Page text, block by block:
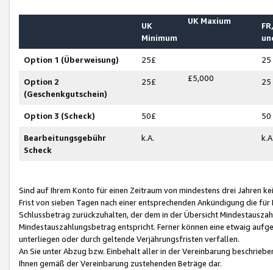
UK
Minimum
UK Maxium
Option 1 (Überweisung) 25£ 25
Option 2
(Geschenkgutschein)
25£ £5,000 25
Option 3 (Scheck) 50£ 50
Bearbeitungsgebühr
Scheck
k.A.
Sind auf Ihrem Konto für einen Zeitraum von mindestens drei Jahren
Frist von sieben Tagen nach einer entsprechenden Ankündigung die
Schlussbetrag zurückzuhalten, der dem in der Übersicht
Mindestauszahlungsbetrag entspricht. Ferner können eine etwaig
unterliegen oder durch geltende Verjährungsfristen verfallen.
An Sie unter Abzug bzw. Einbehalt aller in der Vereinbarung
Ihnen gemäß der Vereinbarung zustehenden Beträge dar.